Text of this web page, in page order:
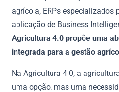
agrícola, ERPs especializados
aplicação de Business
Agricultura 4.0 propõe uma
integrada para a gestão
Na Agricultura 4.0, a
uma opção, mas uma